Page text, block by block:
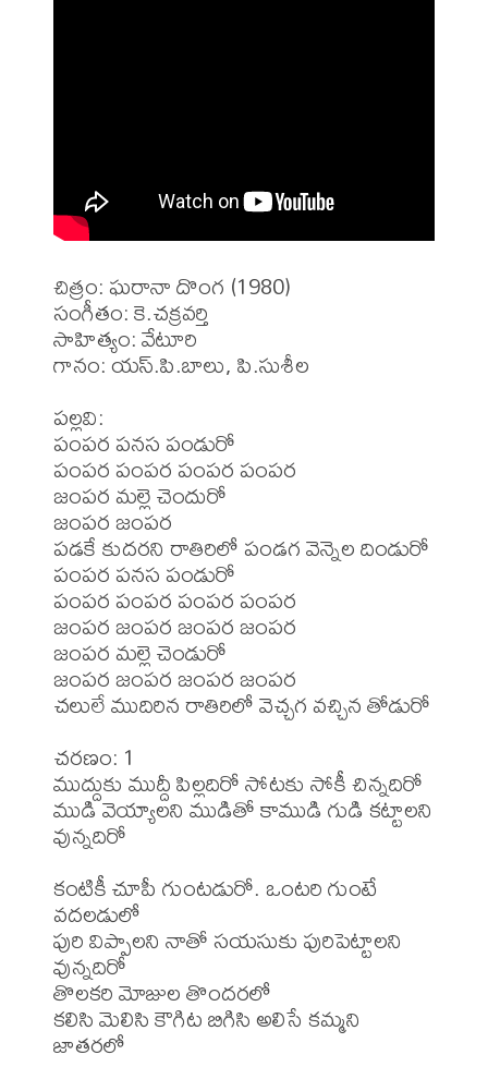
చిత్రం: ఘరానా దొంగ (1980)
సంగీతం: కె.చక్రవర్తి
సాహిత్యం: వేటూరి
గానం: యస్.పి.బాలు, పి.సుశీల
పల్లవి:
పంపర పనస పండురో
పంపర పంపర పంపర పంపర
జంపర మల్లె చెందురో
జంపర జంపర
పడకే కుదరని రాతిరిలో పండగ వెన్నెల దిండురో
పంపర పనస పండురో
పంపర పంపర పంపర పంపర
జంపర జంపర జంపర జంపర
జంపర మల్లె చెండురో
జంపర జంపర జంపర జంపర
చలులే ముదిరిన రాతిరిలో వెచ్చగ వచ్చిన తోడురో
చరణం: 1
ముద్దుకు ముద్దీ పిల్లదిరో సోటకు సోకీ చిన్నదిరో
ముడి వెయ్యాలని ముడితో కాముడి గుడి కట్టాలని
వున్నదిరో
కంటికీ చూపీ గుంటడురో. ఒంటరి గుంటే
వదలడులో
పురి విప్పాలని నాతో సయసుకు పురిపెట్టాలని
వున్నదిరో
తొలకరి మోజుల తొందరలో
కలిసి మెలిసి కౌగిట బిగిసి అలిసే కమ్మని
జాతరలో